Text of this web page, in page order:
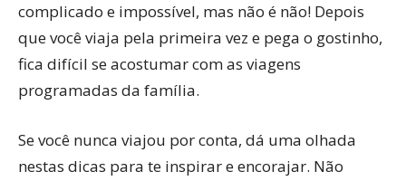
complicado e impossível, mas não é não! Depois
que você viaja pela primeira vez e pega o gostinho,
fica difícil se acostumar com as viagens
programadas da família.
Se você nunca viajou por conta, dá uma olhada
nestas dicas para te inspirar e encorajar. Não